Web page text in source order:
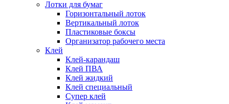
Лотки для бумаг
Горизонтальный лоток
Вертикальный лоток
Пластиковые боксы
Организатор рабочего места
Клей
Клей-карандаш
Клей ПВА
Клей жидкий
Клей специальный
Супер клей